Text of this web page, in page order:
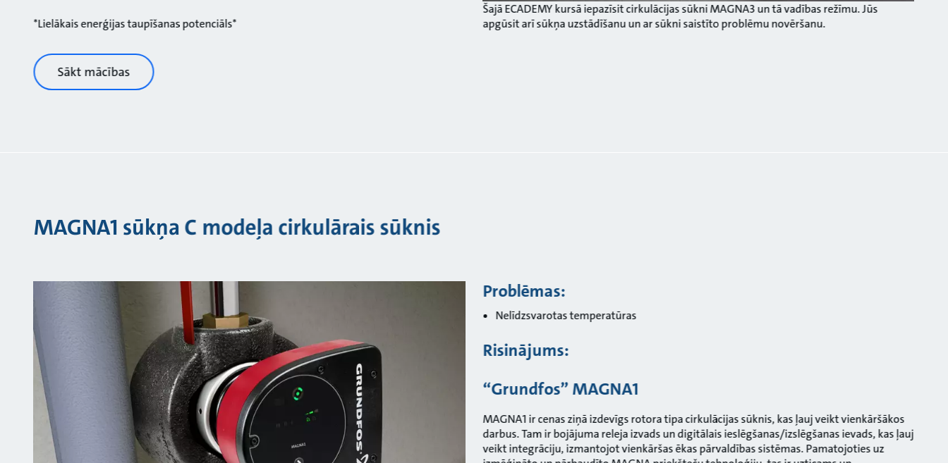
*Lielākais enerģijas taupīšanas potenciāls*
Sākt mācības
Šajā ECADEMY kursā iepazīsit cirkulācijas sūkni MAGNA3 un tā vadības režīmu. Jūs
apgūsit arī sūkņa uzstādīšanu un ar sūkni saistīto problēmu novēršanu.
MAGNA1 sūkņa C modeļa cirkulārais sūknis
Problēmas:
Nelīdzsvarotas temperatūras
Risinājums:
“Grundfos” MAGNA1
MAGNA1 ir cenas ziņā izdevīgs rotora tipa cirkulācijas sūknis, kas ļauj veikt vienkāršākos
darbus. Tam ir bojājuma releja izvads un digitālais ieslēgšanas/izslēgšanas ievads, kas ļauj
veikt integrāciju, izmantojot vienkāršas ēkas pārvaldības sistēmas. Pamatojoties uz